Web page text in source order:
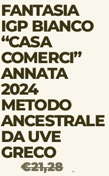
FANTASIA
IGP BIANCO
“CASA
COMERCI”
ANNATA
2024
METODO
ANCESTRALE
DA UVE
GRECO
€21,28